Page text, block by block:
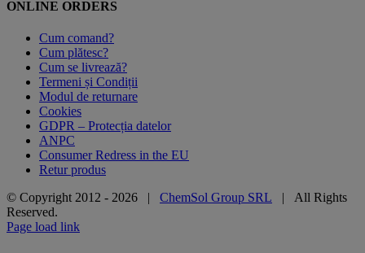
ONLINE ORDERS
Cum comand?
Cum plătesc?
Cum se livrează?
Termeni și Condiții
Modul de returnare
Cookies
GDPR – Protecția datelor
ANPC
Consumer Redress in the EU
Retur produs
© Copyright 2012 - 2026 | ChemSol Group SRL | All Rights
Reserved.
Page load link